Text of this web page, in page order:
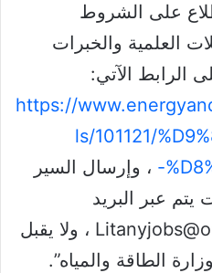
على الشروط
العلمية والخبرات
الرابط الآتي:
https://
ls/101121/
، وإرسال السير
يتم عبر البريد
الالكتروني: Litanyjobs@outlook.com ، ولا يقبل
الطاقة والمياه”.